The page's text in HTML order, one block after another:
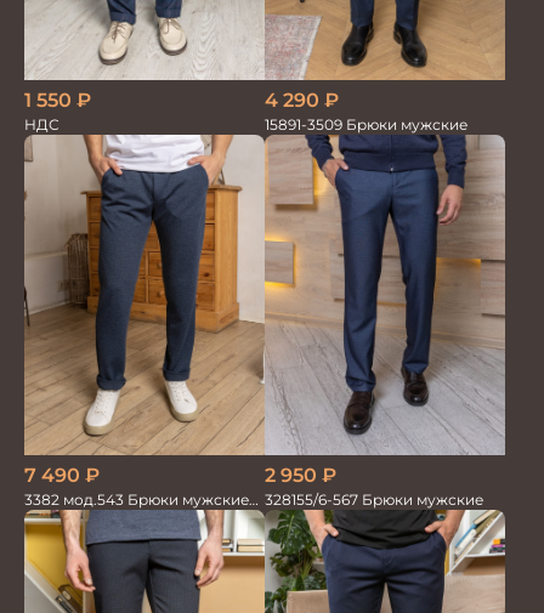
1 550 ₽
НДС
4 290 ₽
15891-3509 Брюки мужские
7 490 ₽
3382 мод.543 Брюки мужские
син.меланж трикотаж
2 950 ₽
328155/6-567 Брюки мужские